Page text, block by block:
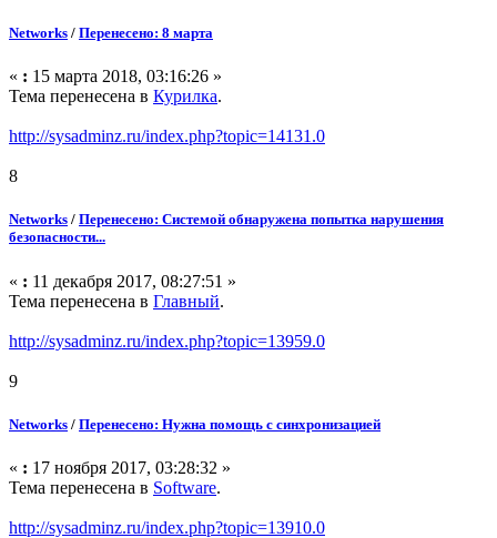
Networks / Перенесено: 8 марта
« : 15 марта 2018, 03:16:26 »
Тема перенесена в Курилка.
http://sysadminz.ru/index.php?topic=14131.0
8
Networks / Перенесено: Системой обнаружена попытка нарушения
безопасности...
« : 11 декабря 2017, 08:27:51 »
Тема перенесена в Главный.
http://sysadminz.ru/index.php?topic=13959.0
9
Networks / Перенесено: Нужна помощь с синхронизацией
« : 17 ноября 2017, 03:28:32 »
Тема перенесена в Software.
http://sysadminz.ru/index.php?topic=13910.0